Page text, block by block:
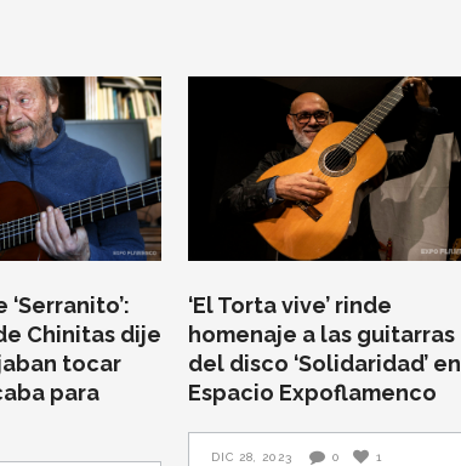
Chinitas dije
tocar
para
‘El Torta vive’ rinde
homenaje a las guitarras
del disco ‘Solidaridad’ en
Espacio Expoflamenco
DIC 28, 2023 0 1